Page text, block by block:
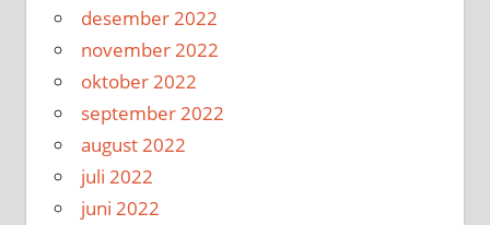
desember 2022
november 2022
oktober 2022
september 2022
august 2022
juli 2022
juni 2022